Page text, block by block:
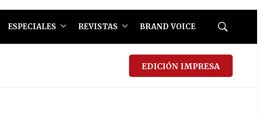
ESPECIALES REVISTAS BRAND VOICE
Mostrar
EDICIÓN IMPRESA